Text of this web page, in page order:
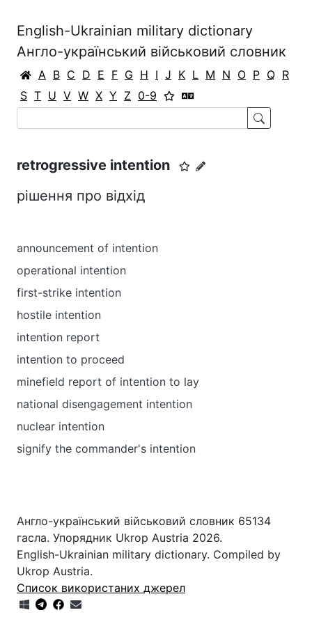
English-Ukrainian military dictionary
Англо-український військовий словник
A B C D E F G H I J K L M N O P Q R
S T U V W X Y Z 0-9
retrogressive intention
рішення про відхід
announcement of intention
operational intention
first-strike intention
hostile intention
intention report
intention to proceed
minefield report of intention to lay
national disengagement intention
nuclear intention
signify the commander's intention
Англо-український військовий словник 65134
гасла. Упорядник Ukrop Austria 2026.
English-Ukrainian military dictionary. Compiled by
Ukrop Austria.
Список використаних джерел